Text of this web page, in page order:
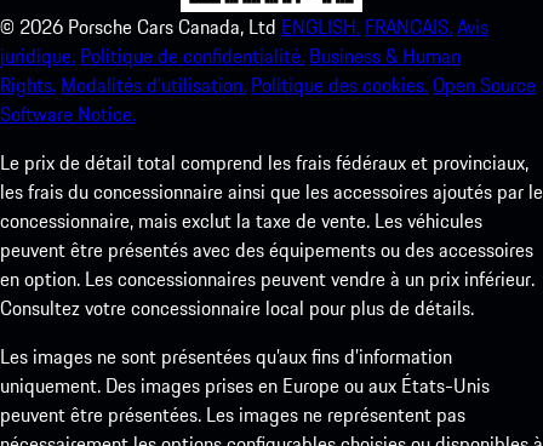
© 2026 Porsche Cars Canada, Ltd ENGLISH. FRANCAIS.Avis
juridique. Politique de confidentialité. Business & Human
Rights. Modalités d’utilisation. Politique des cookies.Open Source
Software Notice.
Le prix de détail total comprend les frais fédéraux et provinciaux,
les frais du concessionnaire ainsi que les accessoires ajoutés par le
concessionnaire, mais exclut la taxe de vente. Les véhicules
peuvent être présentés avec des équipements ou des accessoires
en option. Les concessionnaires peuvent vendre à un prix inférieur.
Consultez votre concessionnaire local pour plus de détails.
Les images ne sont présentées qu’aux fins d’information
uniquement. Des images prises en Europe ou aux États-Unis
peuvent être présentées. Les images ne représentent pas